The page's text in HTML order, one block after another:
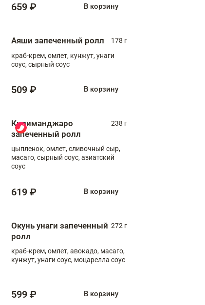
659 ₽ В корзину
Аяши запеченный ролл
178 г
краб-крем, омлет, кунжут, унаги
соус, сырный соус
509 ₽ В корзину
Килиманджаро
запеченный ролл
238 г
цыпленок, омлет, сливочный сыр,
масаго, сырный соус, азиатский
соус
619 ₽ В корзину
Окунь унаги запеченный
ролл
272 г
краб-крем, омлет, авокадо, масаго,
кунжут, унаги соус, моцарелла соус
599 ₽ В корзину